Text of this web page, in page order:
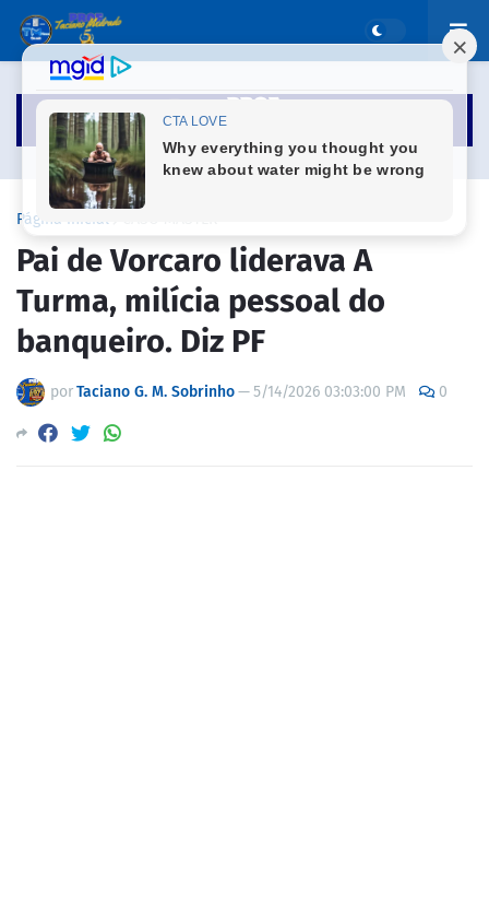
Página inicial
Pai de Vorcaro liderava A
Turma, milícia pessoal do
banqueiro. Diz PF
porTaciano G. M. Sobrinho—5/14/2026 03:03:00 PM 0